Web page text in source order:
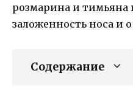
розмарина и тимьяна
заложенность носа и
Содержание